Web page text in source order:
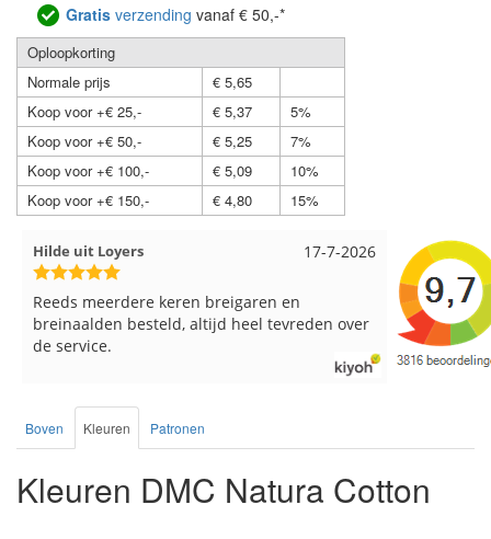
Gratis verzending vanaf € 50,-*
Oploopkorting
Normale prijs
€ 5,65
Koop voor +€ 25,-
€ 5,37
5%
Koop voor +€ 50,-
€ 5,25
7%
Koop voor +€ 100,-
€ 5,09
10%
Koop voor +€ 150,-
€ 4,80 15%
17-7-2026
uit Loyers
meerdere keren breigaren en
besteld, altijd heel tevreden over
Loes uit
Snelle levering
Boven Kleuren Patronen
Kleuren DMC Natura Cotton